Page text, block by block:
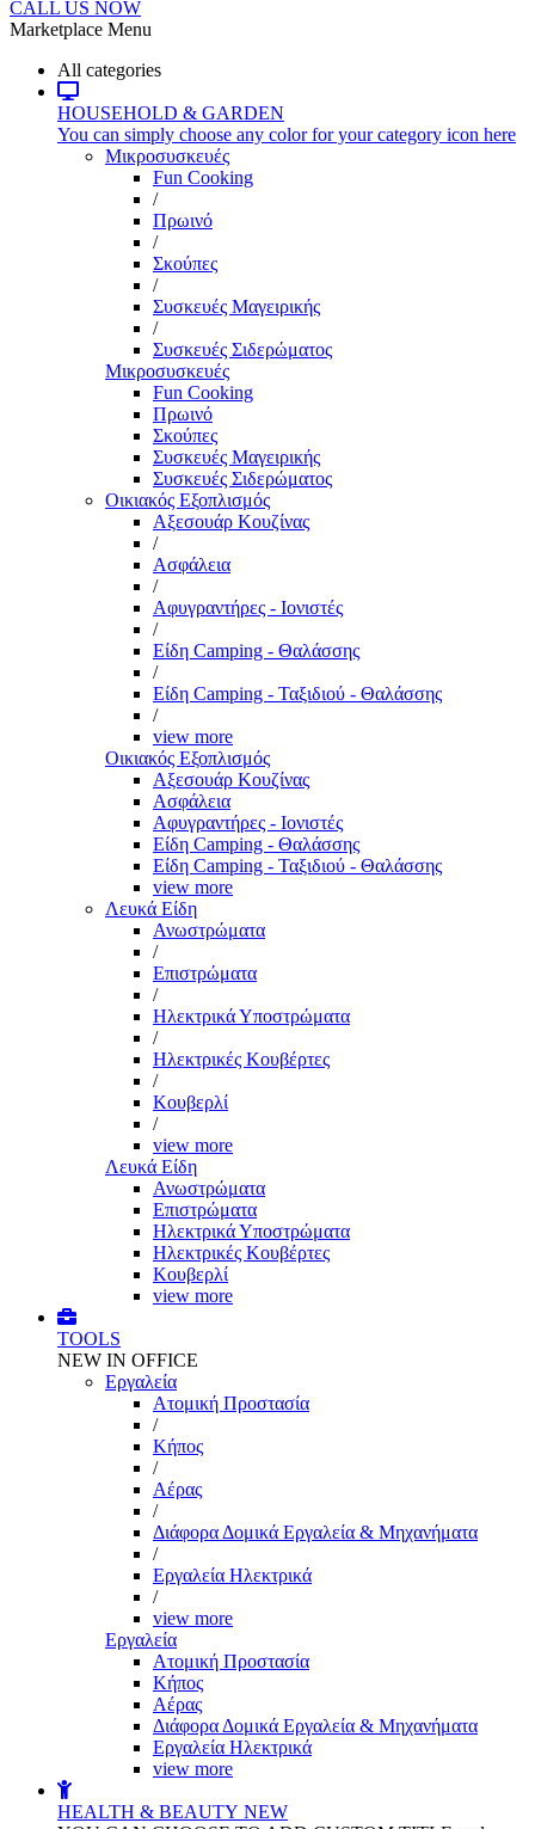
CALL US NOW
Marketplace Menu
All categories
HOUSEHOLD & GARDEN
You can simply choose any color for your category icon here
Μικροσυσκευές
Fun Cooking
/
Πρωινό
/
Σκούπες
/
Συσκευές Μαγειρικής
/
Συσκευές Σιδερώματος
Μικροσυσκευές
Fun Cooking
Πρωινό
Σκούπες
Συσκευές Μαγειρικής
Συσκευές Σιδερώματος
Οικιακός Εξοπλισμός
Αξεσουάρ Κουζίνας
/
Ασφάλεια
/
Αφυγραντήρες - Ιονιστές
/
Είδη Camping - Θαλάσσης
/
Είδη Camping - Ταξιδιού - Θαλάσσης
/
view more
Οικιακός Εξοπλισμός
Αξεσουάρ Κουζίνας
Ασφάλεια
Αφυγραντήρες - Ιονιστές
Είδη Camping - Θαλάσσης
Είδη Camping - Ταξιδιού - Θαλάσσης
view more
Λευκά Είδη
Ανωστρώματα
/
Επιστρώματα
/
Ηλεκτρικά Υποστρώματα
/
Ηλεκτρικές Κουβέρτες
/
Κουβερλί
/
view more
Λευκά Είδη
Ανωστρώματα
Επιστρώματα
Ηλεκτρικά Υποστρώματα
Ηλεκτρικές Κουβέρτες
Κουβερλί
view more
TOOLS
NEW IN OFFICE
Εργαλεία
Aτομική Προστασία
/
Kήπος
/
Αέρας
/
Διάφορα Δομικά Εργαλεία & Μηχανήματα
/
Εργαλεία Ηλεκτρικά
/
view more
Εργαλεία
Aτομική Προστασία
Kήπος
Αέρας
Διάφορα Δομικά Εργαλεία & Μηχανήματα
Εργαλεία Ηλεκτρικά
view more
HEALTH & BEAUTY NEW